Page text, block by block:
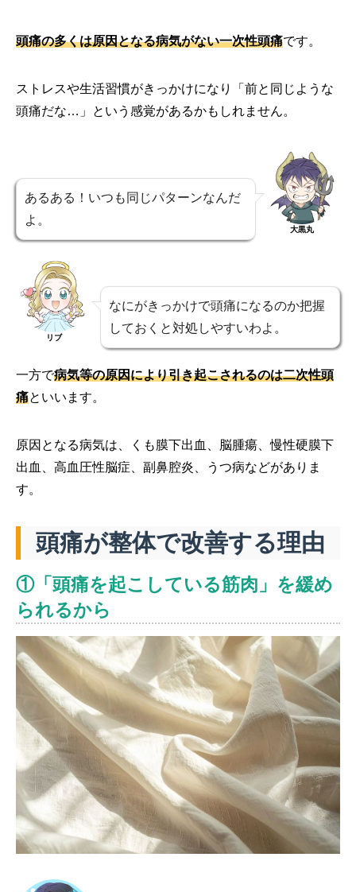
頭痛の多くは原因となる病気がない一次性頭痛です。
ストレスや生活習慣がきっかけになり「前と同じような
頭痛だな…」という感覚があるかもしれません。
あるある！いつも同じパターンなんだ
よ。
大黒丸
リブ
なにがきっかけで頭痛になるのか把握
しておくと対処しやすいわよ。
一方で病気等の原因により引き起こされるのは二次性頭
痛といいます。
原因となる病気は、くも膜下出血、脳腫瘍、慢性硬膜下
出血、高血圧性脳症、副鼻腔炎、うつ病などがありま
す。
頭痛が整体で改善する理由
①「頭痛を起こしている筋肉」を緩め
られるから